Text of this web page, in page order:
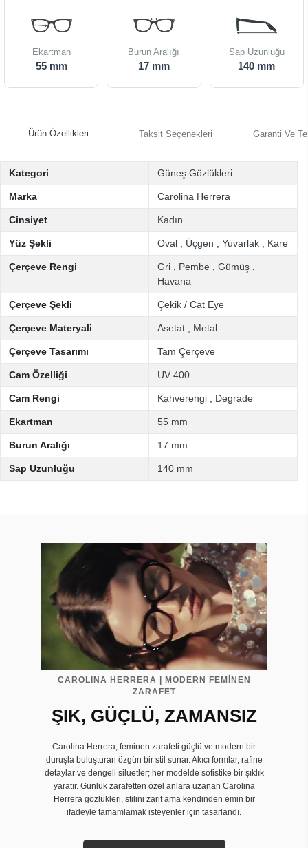
Ekartman
55 mm
Burun Aralığı
17 mm
Sap Uzunluğu
140 mm
Ürün Özellikleri Taksit Seçenekleri Garanti Ve
Kategori Güneş Gözlükleri
Marka Carolina Herrera
Cinsiyet Kadın
Yüz Şekli Oval Üçgen Yuvarlak Kare
Çerçeve Rengi Gri Pembe Gümüş
Havana
Çerçeve Şekli Çekik / Cat Eye
Çerçeve Materyali Asetat Metal
Çerçeve Tasarımı Tam Çerçeve
Cam Özelliği UV 400
Cam Rengi Kahverengi Degrade
Ekartman 55 mm
Burun Aralığı 17 mm
Sap Uzunluğu 140 mm
CAROLINA HERRERA | MODERN FEMİNEN
ZARAFET
ŞIK, GÜÇLÜ, ZAMANSIZ
Carolina Herrera, feminen zarafeti güçlü ve modern bir
duruşla buluşturan özgün bir stil sunar. Akıcı formlar, rafine
detaylar ve dengeli siluetler; her modelde sofistike bir şıklık
yaratır. Günlük zarafetten özel anlara uzanan Carolina
Herrera gözlükleri, stilini zarif ama kendinden emin bir
ifadeyle tamamlamak isteyenler için tasarlandı.